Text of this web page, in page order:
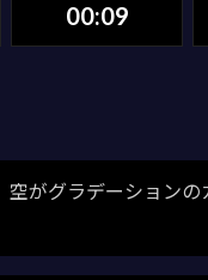
00:09
がグラデーションの